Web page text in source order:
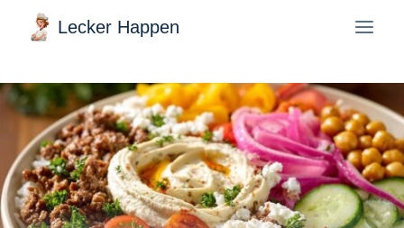
Zum
Inhalt
springen
Lecker Happen